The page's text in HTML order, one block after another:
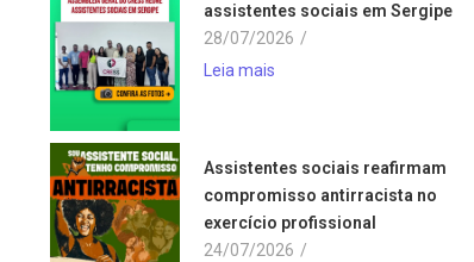
assistentes sociais em Sergipe
28/07/2026 /
Leia mais
Assistentes sociais reafirmam
compromisso antirracista no
exercício profissional
24/07/2026 /